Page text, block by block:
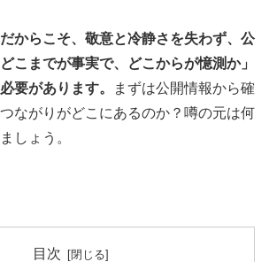
からこそ、敬意と冷静さを失わず、公
こまでが事実で、どこからが憶測か」
要があります。
まずは公開情報から確
ながりがどこにあるのか？噂の元は何
しょう。
目次